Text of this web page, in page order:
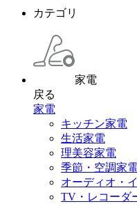
カテゴリ
家電
戻る
家電
キッチン家電
生活家電
理美容家電
季節・空調家電
オーディオ・
TV・レコーダ